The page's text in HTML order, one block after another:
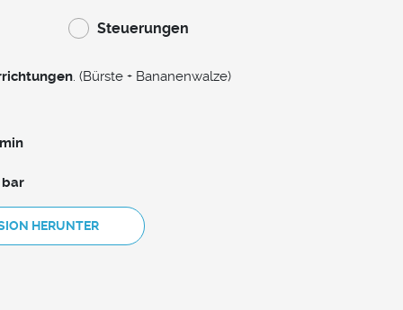
Steuerungen
. (Bürste + Bananenwalze)
bar
HERUNTER